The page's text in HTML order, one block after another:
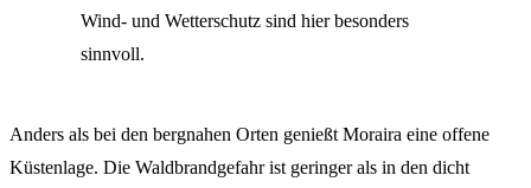
Wind- und Wetterschutz sind hier besonders
sinnvoll.
Anders als bei den bergnahen Orten genießt Moraira eine offene
Küstenlage. Die Waldbrandgefahr ist geringer als in den dicht